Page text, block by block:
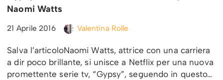
Naomi Watts
21 Aprile 2016 Valentina Rolle
Salva l’articoloNaomi Watts, attrice con una carriera
a dir poco brillante, si unisce a Netflix per una nuova
promettente serie tv, “Gypsy”, seguendo in questo…